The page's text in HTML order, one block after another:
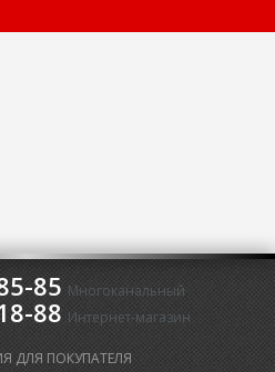
85 Многоканальный
88 Интернет-магазин
ДЛЯ ПОКУПАТЕЛЯ